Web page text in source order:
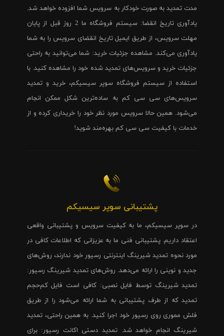
مدت تمدید به صورت خودکار به سرویس شما افزوده خواهد شد.
یادآوری تاریخ انقضا: سیستم فروشگاه ما 2 روز قبل از پایان
مهلت سرویس، از طریق ایمیل تاریخ انقضای سرویس را به شما
یادآوری می‌کند. مشاهده جزئیات خرید: شما می‌توانید به راحتی
جزئیات خرید و سرویس‌های تمدید شده خود را مشاهده کنید. با
استفاده از سیستم فروشگاه سوپر سیسیکم، خرید و تمدید
سرویس‌های سی سی کم به ساده‌ترین شکل ممکن انجام
می‌شود. همین حالا سرویس مورد نظر خود را خریداری کرده و از
خدمات با کیفیت سی سی کم بهره‌مند شوید!
پشتیبانی سوپر سیسیکم
در سوپر سیسیکم، ما به کیفیت سرویس و پشتیبانی واقعی
اعتقاد داریم. پشتیبانی فنی ما به عزیزانی که اطلاعات کافی در
مورد نحوه تمدید شیرینگ اینترنتی رسیور خود ندارند، روش‌های
جدید و نوینی را ارائه می‌دهد. روش‌های تمدید شیرینگ رسیور:
تمدید شیرینگ توسط فایل نصبی: کافی است فایل کم‌حجم
تمدید که از طرف پشتیبانی به شما ارائه می‌شود را از طریق
فلش مموری روی رسیور خود اجرا کنید. به همین راحتی، تمدید
شیرینگ انجام خواهد شد. تمدید دستی اکانت رسیور: برای